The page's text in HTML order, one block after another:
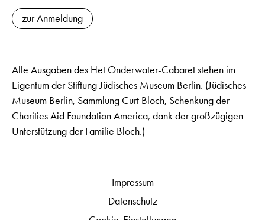
zur Anmeldung
Alle Ausgaben des Het Onderwater-Cabaret stehen im
Eigentum der Stiftung Jüdisches Museum Berlin. (Jüdisches
Museum Berlin, Sammlung Curt Bloch, Schenkung der
Charities Aid Foundation America, dank der großzügigen
Unterstützung der Familie Bloch.)
Impressum
Datenschutz